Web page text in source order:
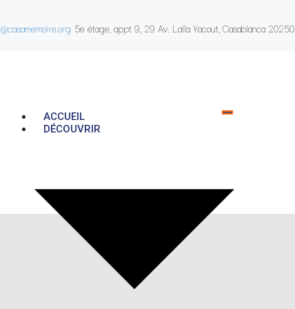
5e étage, appt 9, 29 Av. Lalla Yacout, Casablanca 20250
ACCUEIL
DÉCOUVRIR